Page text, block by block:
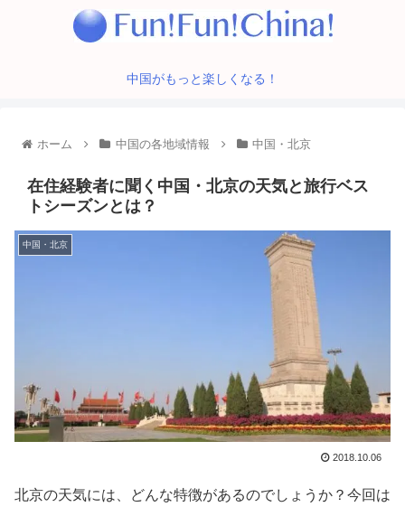
中国がもっと楽しくなる！
ホーム 中国の各地域情報 中国・北京
在住経験者に聞く中国・北京の天気と旅行ベス
トシーズンとは？
中国・北京
2018.10.06
北京の天気には、どんな特徴があるのでしょうか？今回は